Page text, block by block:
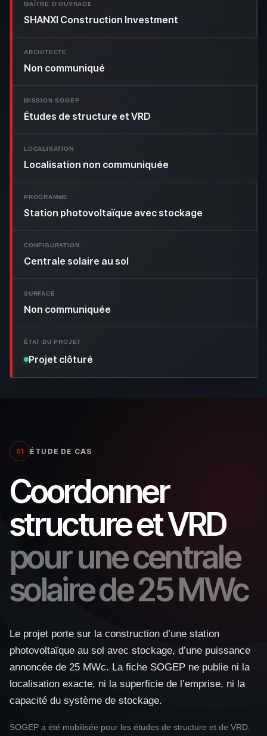
MAÎTRE D’OUVRAGE
SHANXI Construction Investment
ARCHITECTE
Non communiqué
MISSION SOGEP
Études de structure et VRD
LOCALISATION
Localisation non communiquée
PROGRAMME
Station photovoltaïque avec stockage
CONFIGURATION
Centrale solaire au sol
SURFACE
Non communiquée
ÉTAT DU PROJET
Projet clôturé
01 ÉTUDE DE CAS
Coordonner
structure et VRD
pour une centrale
solaire de 25 MWc
Le projet porte sur la construction d’une station
photovoltaïque au sol avec stockage, d’une puissance
annoncée de 25 MWc. La fiche SOGEP ne publie ni la
localisation exacte, ni la superficie de l’emprise, ni la
capacité du système de stockage.
SOGEP a été mobilisée pour les études de structure et de VRD.